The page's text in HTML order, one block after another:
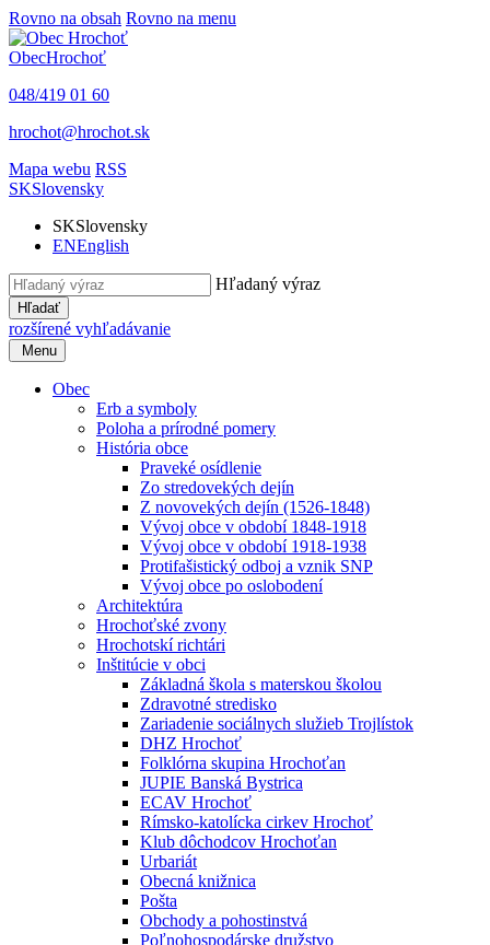
Rovno na obsah Rovno na menu
ObecHrochoť
048/419 01 60
hrochot@hrochot.sk
Mapa webu RSS
SKSlovensky
SKSlovensky
ENEnglish
Hľadaný výraz
Hľadať
rozšírené vyhľadávanie
Menu
Obec
Erb a symboly
Poloha a prírodné pomery
História obce
Praveké osídlenie
Zo stredovekých dejín
Z novovekých dejín (1526-1848)
Vývoj obce v období 1848-1918
Vývoj obce v období 1918-1938
Protifašistický odboj a vznik SNP
Vývoj obce po oslobodení
Architektúra
Hrochoťské zvony
Hrochotskí richtári
Inštitúcie v obci
Základná škola s materskou školou
Zdravotné stredisko
Zariadenie sociálnych služieb Trojlístok
DHZ Hrochoť
Folklórna skupina Hrochoťan
JUPIE Banská Bystrica
ECAV Hrochoť
Rímsko-katolícka cirkev Hrochoť
Klub dôchodcov Hrochoťan
Urbariát
Obecná knižnica
Pošta
Obchody a pohostinstvá
Poľnohospodárske družstvo